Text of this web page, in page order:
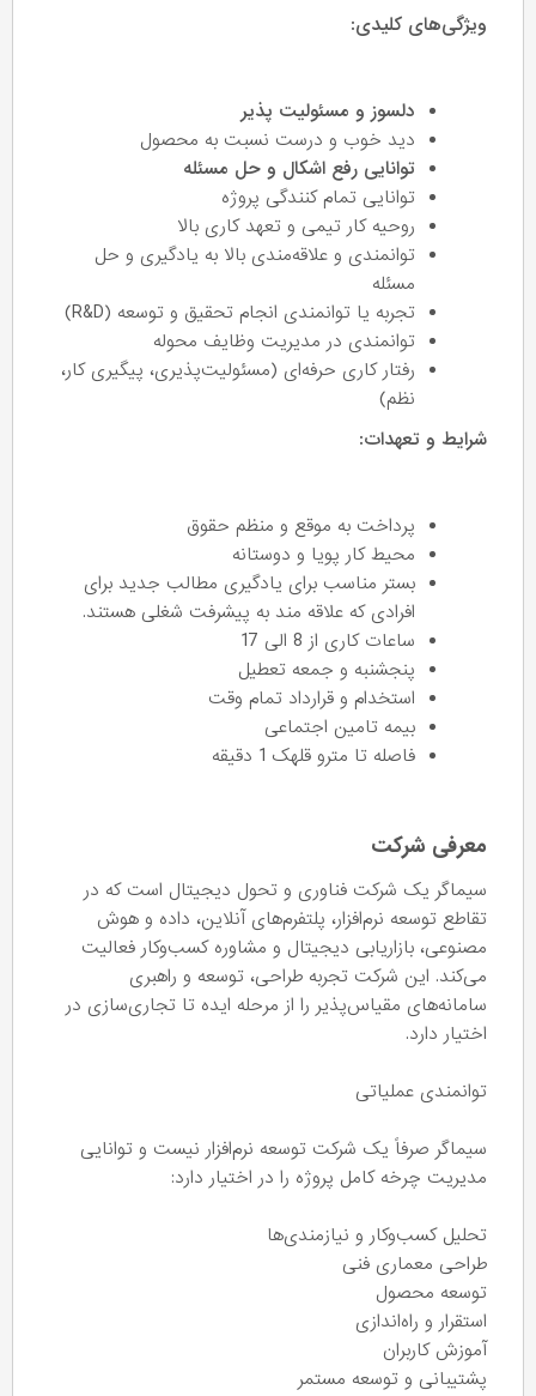
ویژگی‌های کلیدی:
دلسوز و مسئولیت پذیر
دید خوب و درست نسبت به محصول
توانایی رفع اشکال و حل مسئله
توانایی تمام کنندگی پروژه
روحیه کار تیمی و تعهد کاری بالا
توانمندی و علاقه‌مندی بالا به یادگیری و حل
مسئله
تجربه یا توانمندی انجام تحقیق و توسعه (R&D)
توانمندی در مدیریت وظایف محوله
رفتار کاری حرفه‌ای (مسئولیت‌پذیری، پیگیری کار،
نظم)
شرایط و تعهدات:
پرداخت به موقع و منظم حقوق
محیط کار پویا و دوستانه
بستر مناسب برای یادگیری مطالب جدید برای
افرادی که علاقه مند به پیشرفت شغلی هستند.
ساعات کاری از 8 الی 17
پنجشنبه و جمعه تعطیل
استخدام و قرارداد تمام وقت
بیمه تامین اجتماعی
فاصله تا مترو قلهک 1 دقیقه
معرفی شرکت
سیماگر یک شرکت فناوری و تحول دیجیتال است که در
تقاطع توسعه نرم‌افزار، پلتفرم‌های آنلاین، داده و هوش
مصنوعی، بازاریابی دیجیتال و مشاوره کسب‌وکار فعالیت
می‌کند. این شرکت تجربه طراحی، توسعه و راهبری
سامانه‌های مقیاس‌پذیر را از مرحله ایده تا تجاری‌سازی در
اختیار دارد.
توانمندی عملیاتی
سیماگر صرفاً یک شرکت توسعه نرم‌افزار نیست و توانایی
مدیریت چرخه کامل پروژه را در اختیار دارد:
تحلیل کسب‌وکار و نیازمندی‌ها
طراحی معماری فنی
توسعه محصول
استقرار و راه‌اندازی
آموزش کاربران
پشتیبانی و توسعه مستمر